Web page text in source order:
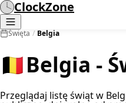
ClockZone
Święta / Belgia
🇧🇪Belgia -
Przeglądaj listę świąt w